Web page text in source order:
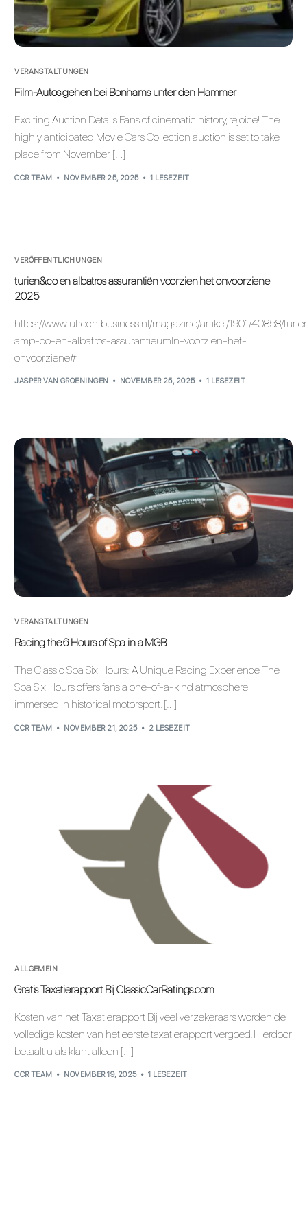
VERANSTALTUNGEN
Film-Autos gehen bei Bonhams unter den Hammer
Exciting Auction Details Fans of cinematic history, rejoice! The
highly anticipated Movie Cars Collection auction is set to take
place from November […]
CCR TEAM NOVEMBER 25, 2025 1 LESEZEIT
VERÖFFENTLICHUNGEN
turien&co en albatros assurantiën voorzien het onvoorziene
2025
https://www.utrechtbusiness.nl/magazine/artikel/1901/40858/
amp-co-en-albatros-assurantieumln-voorzien-het-
onvoorziene#
JASPER VAN GROENINGEN NOVEMBER 25, 2025 1 LESEZEIT
VERANSTALTUNGEN
Racing the 6 Hours of Spa in a MGB
The Classic Spa Six Hours: A Unique Racing Experience The
Spa Six Hours offers fans a one-of-a-kind atmosphere
immersed in historical motorsport. […]
CCR TEAM NOVEMBER 21, 2025 2 LESEZEIT
ALLGEMEIN
Gratis Taxatierapport Bij ClassicCarRatings.com
Kosten van het Taxatierapport Bij veel verzekeraars worden de
volledige kosten van het eerste taxatierapport vergoed. Hierdoor
betaalt u als klant alleen […]
CCR TEAM NOVEMBER 19, 2025 1 LESEZEIT